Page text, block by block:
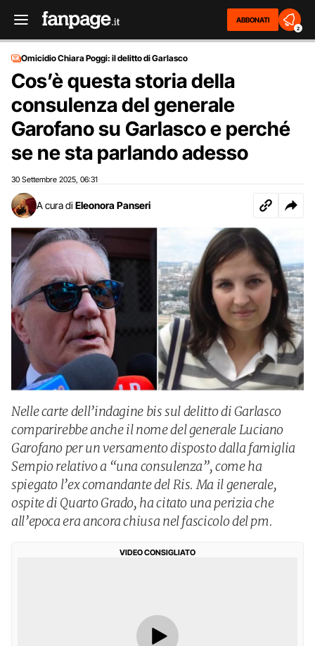
ABBONATI
2
Omicidio Chiara Poggi: il delitto di Garlasco
Cos’è questa storia della
consulenza del generale
Garofano su Garlasco e perché
se ne sta parlando adesso
30 Settembre 2025 06:31
A cura di Eleonora Panseri
Nelle carte dell’indagine bis sul delitto di Garlasco
comparirebbe anche il nome del generale Luciano
Garofano per un versamento disposto dalla famiglia
Sempio relativo a “una consulenza”, come ha
spiegato l’ex comandante del Ris. Ma il generale,
ospite di Quarto Grado, ha citato una perizia che
all’epoca era ancora chiusa nel fascicolo del pm.
VIDEO CONSIGLIATO